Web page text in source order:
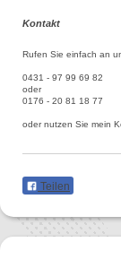
Kontakt
Rufen Sie einfach an
0431 - 97 99 69 82
oder
0176 - 20 81 18 77
oder nutzen Sie mein
Teilen